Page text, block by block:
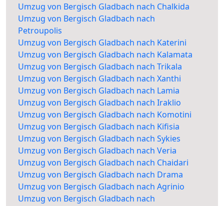
Umzug von Bergisch Gladbach nach Chalkida
Umzug von Bergisch Gladbach nach
Petroupolis
Umzug von Bergisch Gladbach nach Katerini
Umzug von Bergisch Gladbach nach Kalamata
Umzug von Bergisch Gladbach nach Trikala
Umzug von Bergisch Gladbach nach Xanthi
Umzug von Bergisch Gladbach nach Lamia
Umzug von Bergisch Gladbach nach Iraklio
Umzug von Bergisch Gladbach nach Komotini
Umzug von Bergisch Gladbach nach Kifisia
Umzug von Bergisch Gladbach nach Sykies
Umzug von Bergisch Gladbach nach Veria
Umzug von Bergisch Gladbach nach Chaidari
Umzug von Bergisch Gladbach nach Drama
Umzug von Bergisch Gladbach nach Agrinio
Umzug von Bergisch Gladbach nach